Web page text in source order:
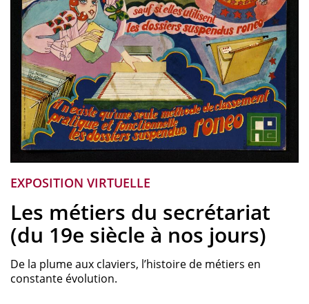
EXPOSITION VIRTUELLE
Les métiers du secrétariat
(du 19e siècle à nos jours)
De la plume aux claviers, l’histoire de métiers en
constante évolution.